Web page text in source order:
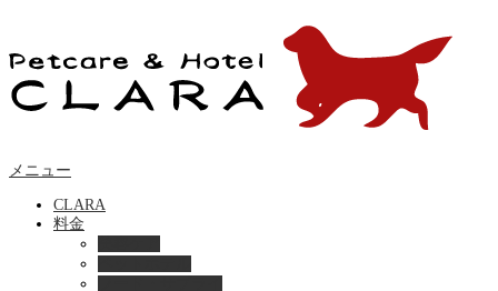
メニュー
CLARA
料金